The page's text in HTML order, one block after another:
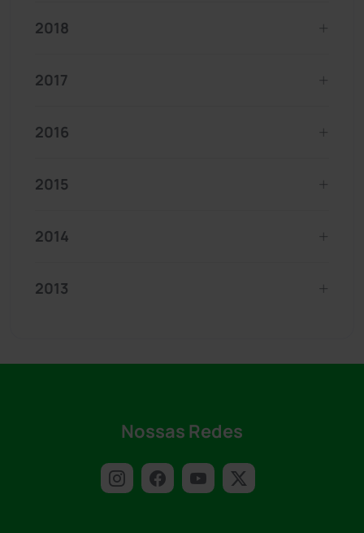
2018
2017
2016
2015
2014
2013
Nossas Redes